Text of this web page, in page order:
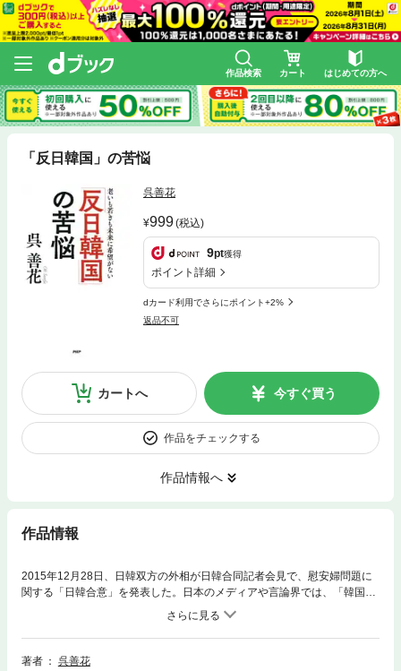
作品検索 カート はじめての方へ
「反日韓国」の苦悩
呉善花
999(税込)
9pt獲得
ポイント詳細
dカード利用でさらにポイント+2%
返品不可
カートへ 今すぐ買う
作品をチェックする
作品情報へ
作品情報
2015年12月28日、日韓双方の外相が日韓合同記者会見で、慰安婦問題に
関する「日韓合意」を発表した。日本のメディアや言論界では、「韓国政
府は、（中略）今回の発表により、日本政府と共に、この問題が最終的か
つ不可逆的に解決されることを確認する」と韓国側に言わせたことの意義
を評価する声が少なくないが、韓国ウォッチャーの第一人者である著者は
「『日韓合意』が履行される可能性はきわめて低い」と厳しい見方だ。韓
著者
呉善花